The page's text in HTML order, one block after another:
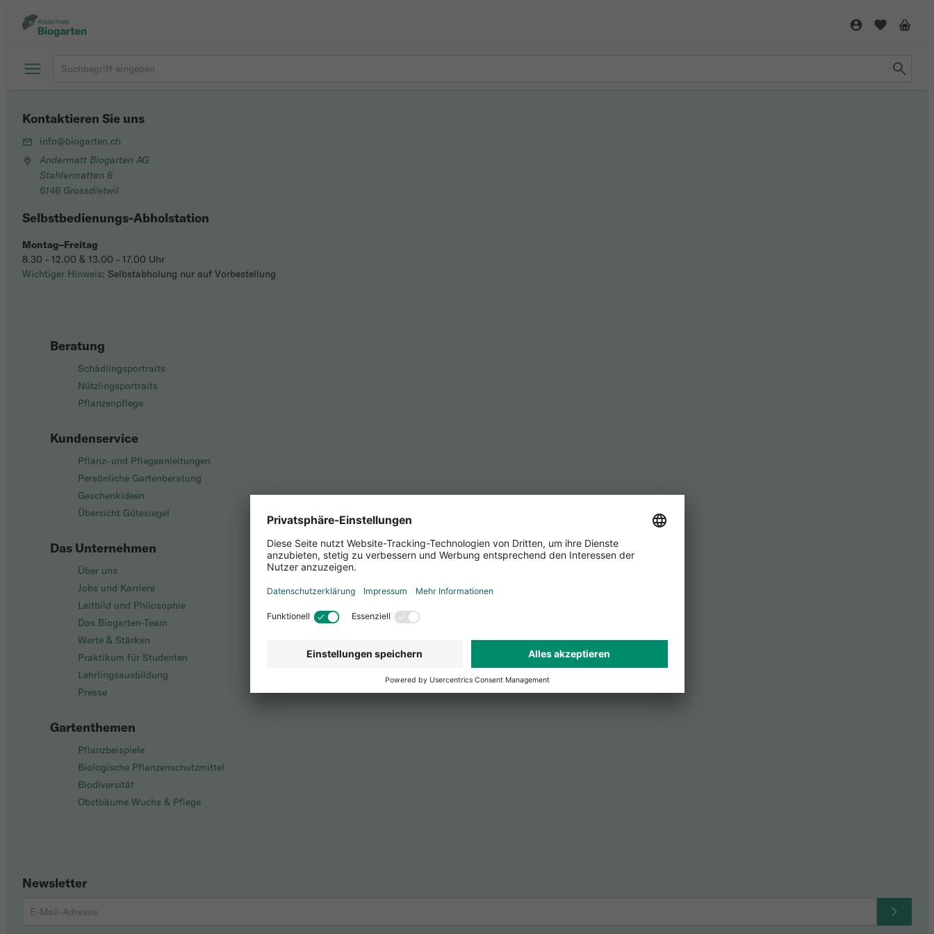
Beratung
Schädlingsportraits
Nützlingsportraits
Pflanzenpflege
Kundenservice
Pflanz- und Pflegeanleitungen
Persönliche Gartenberatung
Geschenkideen
Übersicht Gütesiegel
Das Unternehmen
Über uns
Jobs und Karriere
Leitbild und Philosophie
Das Biogarten-Team
Werte & Stärken
Praktikum für Studenten
Lehrlingsausbildung
Presse
Gartenthemen
Pflanzbeispiele
Biologische Pflanzenschutzmittel
Biodiversität
Obstbäume Wuchs & Pflege
Newsletter
Kontaktieren Sie uns
info@biogarten.ch
Andermatt Biogarten AG
Stahlermatten 6
6146 Grossdietwil
Selbstbedienungs-Abholstation
Montag–Freitag
8.30 - 12.00 & 13.00 - 17.00 Uhr
Wichtiger Hinweis: Selbstabholung nur auf Vorbestellung